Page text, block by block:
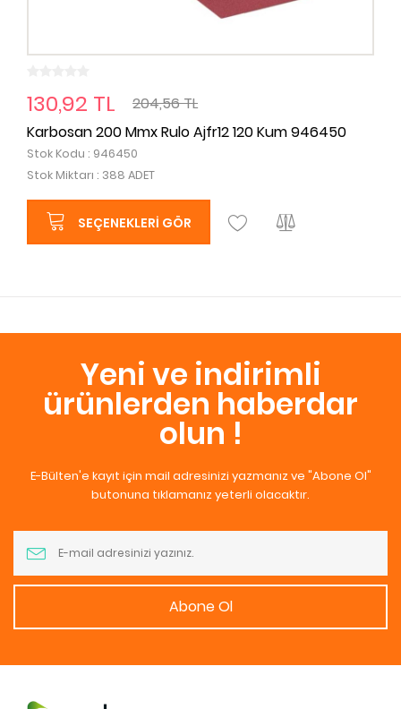
130,92 TL
204,56 TL
Karbosan 200 Mmx Rulo Ajfr12 120 Kum 946450
Stok Kodu : 946450
Stok Miktarı : 388 ADET
SEÇENEKLERI GÖR
Yeni ve indirimli
ürünlerden haberdar
olun !
E-Bülten'e kayıt için mail adresinizi yazmanız ve "Abone Ol"
butonuna tıklamanız yeterli olacaktır.
Abone Ol